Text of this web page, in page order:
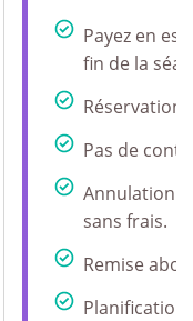
Payez en
fin de la
Réservation
Pas de
Annulation
sans frais.
Remise
Planification